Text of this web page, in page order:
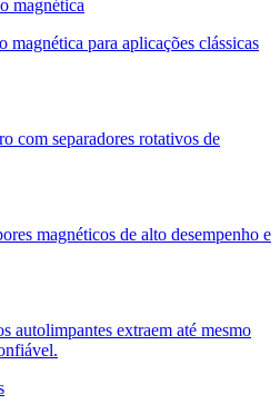
magnética
magnética para aplicações clássicas
com separadores rotativos de
magnéticos de alto desempenho e
autolimpantes extraem até mesmo